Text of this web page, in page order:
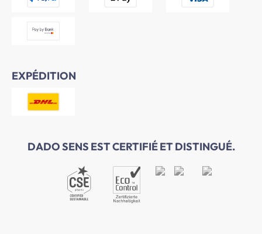
EXPÉDITION
DADO SENS EST CERTIFIÉ ET DISTINGUÉ.